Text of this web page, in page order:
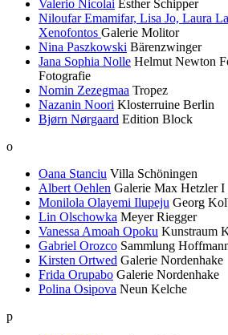
Valerio Nicolai Esther Schipper
Niloufar Emamifar, Lisa Jo, Laura
Xenofontos Galerie Molitor
Nina Paszkowski Bärenzwinger
Jana Sophia Nolle Helmut Newton
Fotografie
Nomin Zezegmaa Tropez
Nazanin Noori Klosterruine Berlin
Bjørn Nørgaard Edition Block
o
Oana Stanciu Villa Schöningen
Albert Oehlen Galerie Max Hetzler I
Monilola Olayemi Ilupeju Georg
Lin Olschowka Meyer Riegger
Vanessa Amoah Opoku Kunstraum
Gabriel Orozco Sammlung
Kirsten Ortwed Galerie Nordenhake
Frida Orupabo Galerie Nordenhake
Polina Osipova Neun Kelche
p